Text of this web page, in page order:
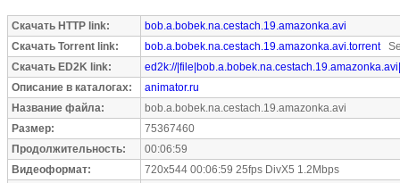
Скачать HTTP link:
bob.a.bobek.na.cestach.19.amazonka.avi
Скачать Torrent link:
bob.a.bobek.na.cestach.19.amazonka.avi.torrent
Скачать ED2K link:
ed2k://
Описание в каталогах:
animator.ru
Название файла:
bob.a.bobek.na.cestach.19.amazonka.avi
Размер:
75367460
Продолжительность:
00:06:59
Видеоформат:
720x544 00:06:59 25fps DivX5 1.2Mbps